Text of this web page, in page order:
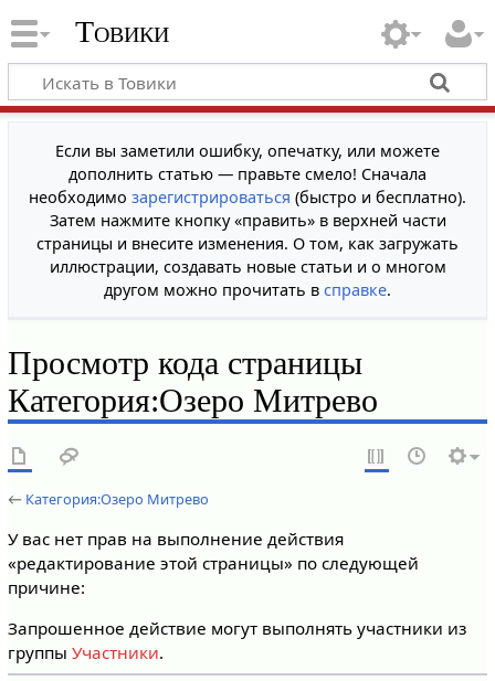
Товики
Если вы заметили ошибку, опечатку, или можете
дополнить статью — правьте смело! Сначала
необходимо зарегистрироваться (быстро и бесплатно).
Затем нажмите кнопку «править» в верхней части
страницы и внесите изменения. О том, как загружать
иллюстрации, создавать новые статьи и о многом
другом можно прочитать в справке.
Просмотр кода страницы
Категория:Озеро Митрево
← Категория:Озеро Митрево
У вас нет прав на выполнение действия
«редактирование этой страницы» по следующей
причине:
Запрошенное действие могут выполнять участники из
группы Участники.